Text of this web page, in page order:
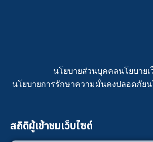
นโยบายส่วนบุคคลนโยบาย
นโยบายการรักษาความมั่นคงปลอดภัย
สถิติผู้เข้าชมเว็บไซต์